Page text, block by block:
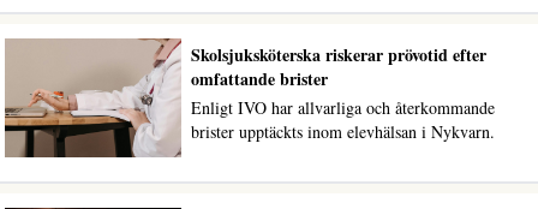
Skolsjuksköterska riskerar prövotid efter
omfattande brister
Enligt IVO har allvarliga och återkommande
brister upptäckts inom elevhälsan i Nykvarn.